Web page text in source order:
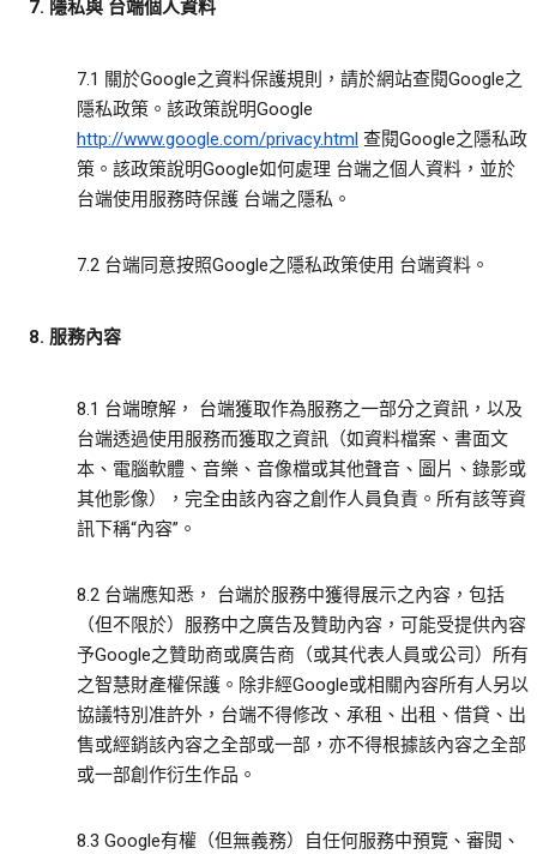
7. 隱私與 台端個人資料
7.1 關於Google之資料保護規則，請於網站查閱Google之
隱私政策。該政策說明Google
http://www.google.com/privacy.html 查閱Google之隱私政
策。該政策說明Google如何處理 台端之個人資料，並於
台端使用服務時保護 台端之隱私。
7.2 台端同意按照Google之隱私政策使用 台端資料。
8. 服務內容
8.1 台端暸解， 台端獲取作為服務之一部分之資訊，以及
台端透過使用服務而獲取之資訊（如資料檔案、書面文
本、電腦軟體、音樂、音像檔或其他聲音、圖片、錄影或
其他影像），完全由該內容之創作人員負責。所有該等資
訊下稱“內容”。
8.2 台端應知悉， 台端於服務中獲得展示之內容，包括
（但不限於）服務中之廣告及贊助內容，可能受提供內容
予Google之贊助商或廣告商（或其代表人員或公司）所有
之智慧財產權保護。除非經Google或相關內容所有人另以
協議特別准許外，台端不得修改、承租、出租、借貸、出
售或經銷該內容之全部或一部，亦不得根據該內容之全部
或一部創作衍生作品。
8.3 Google有權（但無義務）自任何服務中預覽、審閱、